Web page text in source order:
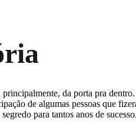
da porta pra
de algumas pessoas que
para tantos anos de